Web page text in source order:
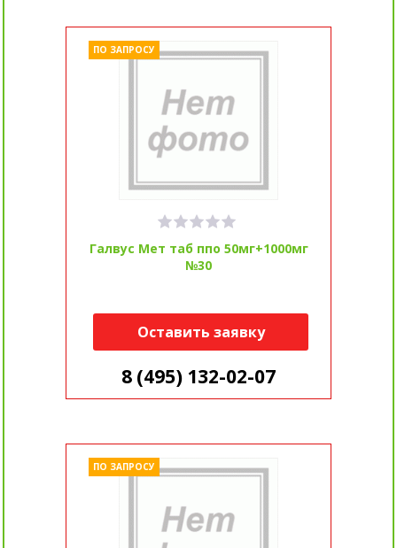
Галвус Мет таб ппо 50мг+1000мг
№30
ПО ЗАПРОСУ
Оставить заявку
8 (495) 132-02-07
ПО ЗАПРОСУ